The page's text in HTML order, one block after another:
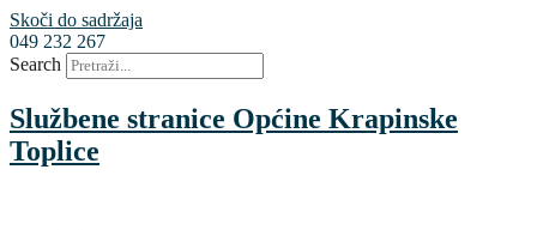
Skoči do sadržaja
049 232 267
Search
Službene stranice Općine Krapinske
Toplice